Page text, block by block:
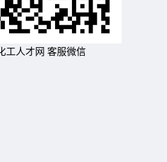
工人才网 客服微信